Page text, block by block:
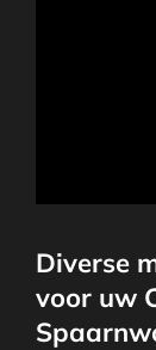
Diverse
voor uw